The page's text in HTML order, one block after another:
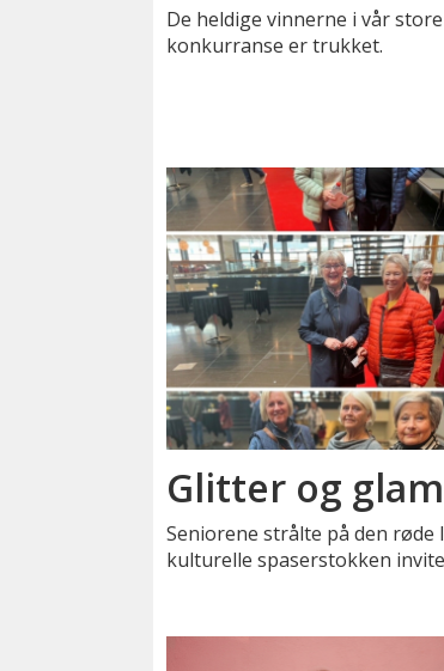
De heldige vinnerne i vår
konkurranse er trukket.
Glitter og
Seniorene strålte på den
kulturelle spaserstokken